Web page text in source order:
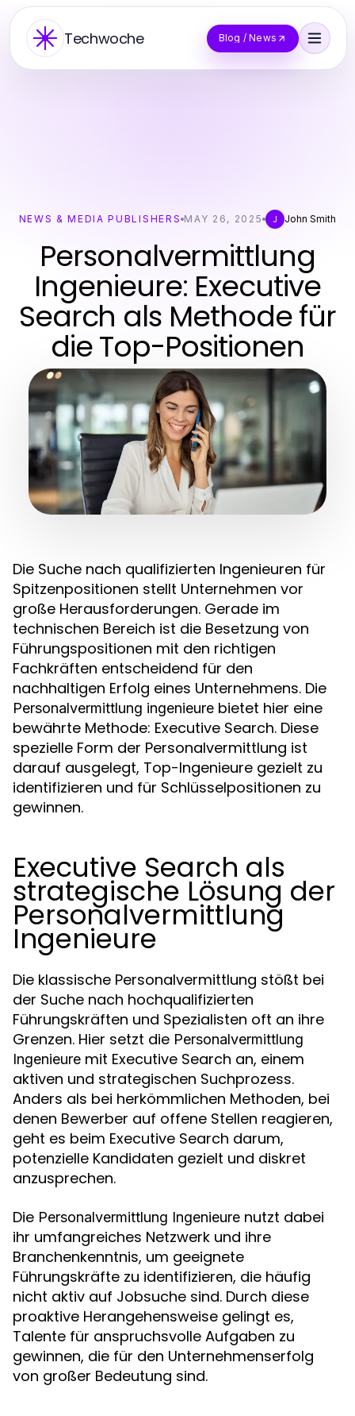
Techwoche Blog / News
NEWS & MEDIA PUBLISHERS MAY 26, 2025 J John Smith
Personalvermittlung
Ingenieure: Executive
Search als Methode für
die Top-Positionen
Die Suche nach qualifizierten Ingenieuren für
Spitzenpositionen stellt Unternehmen vor
große Herausforderungen. Gerade im
technischen Bereich ist die Besetzung von
Führungspositionen mit den richtigen
Fachkräften entscheidend für den
nachhaltigen Erfolg eines Unternehmens. Die
Personalvermittlung ingenieure bietet hier eine
bewährte Methode: Executive Search. Diese
spezielle Form der Personalvermittlung ist
darauf ausgelegt, Top-Ingenieure gezielt zu
identifizieren und für Schlüsselpositionen zu
gewinnen.
Executive Search als
strategische Lösung der
Personalvermittlung
Ingenieure
Die klassische Personalvermittlung stößt bei
der Suche nach hochqualifizierten
Führungskräften und Spezialisten oft an ihre
Grenzen. Hier setzt die Personalvermittlung
Ingenieure mit Executive Search an, einem
aktiven und strategischen Suchprozess.
Anders als bei herkömmlichen Methoden, bei
denen Bewerber auf offene Stellen reagieren,
geht es beim Executive Search darum,
potenzielle Kandidaten gezielt und diskret
anzusprechen.
Die Personalvermittlung Ingenieure nutzt dabei
ihr umfangreiches Netzwerk und ihre
Branchenkenntnis, um geeignete
Führungskräfte zu identifizieren, die häufig
nicht aktiv auf Jobsuche sind. Durch diese
proaktive Herangehensweise gelingt es,
Talente für anspruchsvolle Aufgaben zu
gewinnen, die für den Unternehmenserfolg
von großer Bedeutung sind.